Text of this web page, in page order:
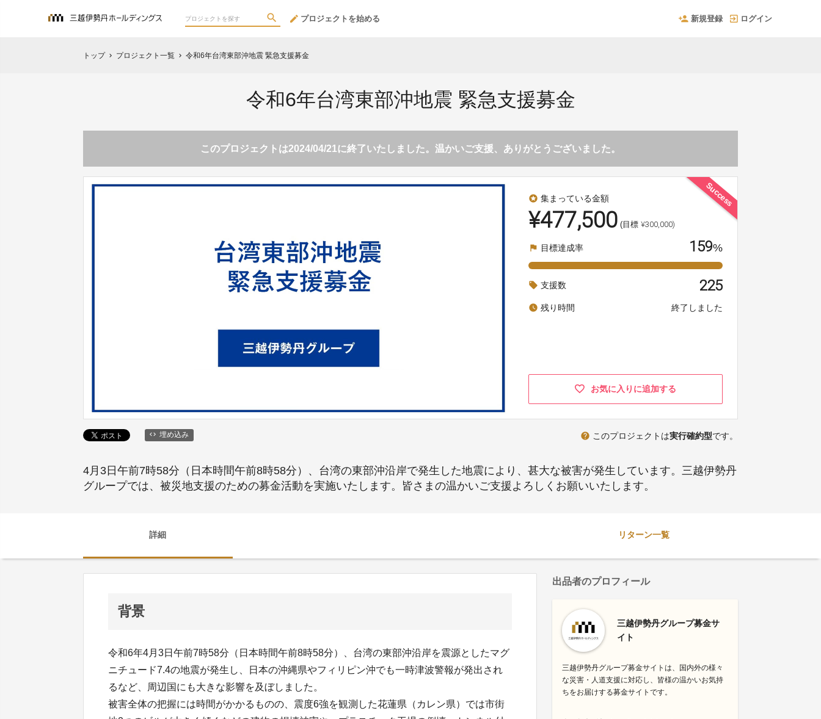
プロジェクトを始める 新規登録 ログイン
トップ chevron_right プロジェクト一覧 chevron_right 令和6年台湾東部沖地震 緊急支援募金
令和6年台湾東部沖地震 緊急支援募金
このプロジェクトは2024/04/21に終了いたしました。温かいご支援、ありがとうございました。
Success
stars 集まっている金額
¥477,500 (目標 ¥300,000)
flag 目標達成率 159%
local_offer 支援数 225
watch_later 残り時間 終了しました
お気に入りに追加する
埋め込み help このプロジェクトは実行確約型です。
4月3日午前7時58分（日本時間午前8時58分）、台湾の東部沖沿岸で発生した地震により、甚大な被害が発生しています。三越伊勢丹
グループでは、被災地支援のための募金活動を実施いたします。皆さまの温かいご支援よろしくお願いいたします。
詳細 リターン一覧
背景
令和6年4月3日午前7時58分（日本時間午前8時58分）、台湾の東部沖沿岸を震源としたマグ
ニチュード7.4の地震が発生し、日本の沖縄県やフィリピン沖でも一時津波警報が発出され
るなど、周辺国にも大きな影響を及ぼしました。
被害全体の把握には時間がかかるものの、震度6強を観測した花蓮県（カレン県）では市街
出品者のプロフィール
三越伊勢丹グループ募金サ
イト
三越伊勢丹グループ募金サイトは、国内外の様々
な災害・人道支援に対応し、皆様の温かいお気持
ちをお届けする募金サイトです。